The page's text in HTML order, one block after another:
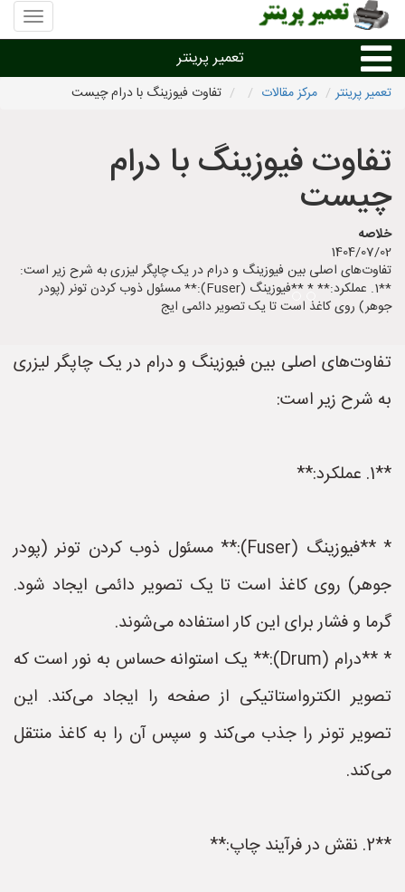
منوی
سایت
پرینتر
تعمیر پرینتر
تعمیر پرینتر براساس برند
تعمیر پرینتر مرکز مقالات تفاوت فیوزینگ با درام چیست
تفاوت فیوزینگ با درام
چیست
خلاصه
1404/07/02
تفاوت‌های اصلی بین فیوزینگ و درام در یک چاپگر لیزری به شرح زیر است:
**1. عملکرد:** * **فیوزینگ (Fuser):** مسئول ذوب کردن تونر (پودر
جوهر) روی کاغذ است تا یک تصویر دائمی ایج
تفاوت‌های اصلی بین فیوزینگ و درام در یک چاپگر لیزری
به شرح زیر است:
**1. عملکرد:**
* **فیوزینگ (Fuser):** مسئول ذوب کردن تونر (پودر
جوهر) روی کاغذ است تا یک تصویر دائمی ایجاد شود.
گرما و فشار برای این کار استفاده می‌شوند.
* **درام (Drum):** یک استوانه حساس به نور است که
تصویر الکترواستاتیکی از صفحه را ایجاد می‌کند. این
تصویر تونر را جذب می‌کند و سپس آن را به کاغذ منتقل
می‌کند.
**2. نقش در فرآیند چاپ:**